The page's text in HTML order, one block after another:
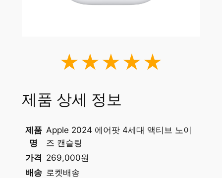
★★★★★
제품 상세 정보
제품
명
Apple 2024 에어팟 4세대 액티브 노이
즈 캔슬링
가격 269,000원
배송 로켓배송